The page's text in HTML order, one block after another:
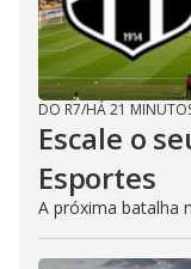
DO R7/HÁ 21
Escale o
Esportes
A próxima batalha